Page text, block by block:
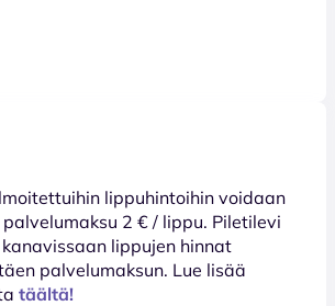
lippuhintoihin voidaan
2 € / lippu. Piletilevi
lippujen hinnat
palvelumaksun. Lue lisää
täältä!